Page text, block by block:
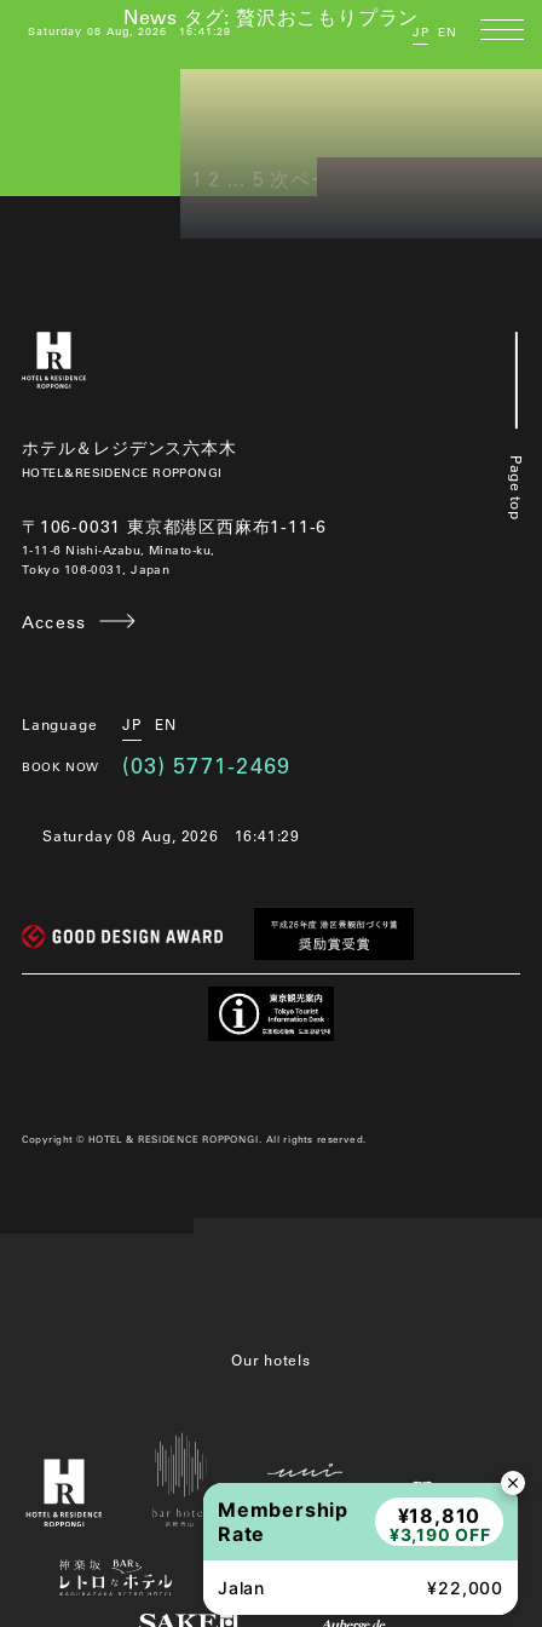
Saturday 08 Aug, 2026 16:41:29 JP EN
News タグ: 贅沢おこもりプラン
ペ
ジ
1 ペ
ジ
2 … ペ
ジ
5 次ページ
Page top
ホテル＆レジデンス六本木
HOTEL&RESIDENCE ROPPONGI
〒106-0031 東京都港区西麻布1-11-6
1-11-6 Nishi-Azabu, Minato-ku,
Tokyo 106-0031, Japan
Access
Language JP EN
BOOK NOW (03) 5771-2469
Saturday 08 Aug, 2026 16:41:29
Copyright © HOTEL & RESIDENCE ROPPONGI. All rights reserved.
Our hotels
Membership
Rate
¥18,810
¥3,190 OFF
Jalan ¥22,000